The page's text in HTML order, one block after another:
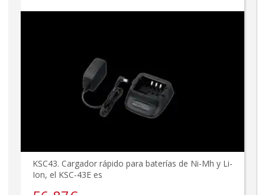
KSC43. Cargador rápido para baterías de Ni-Mh y Li-
Ion, el KSC-43E es